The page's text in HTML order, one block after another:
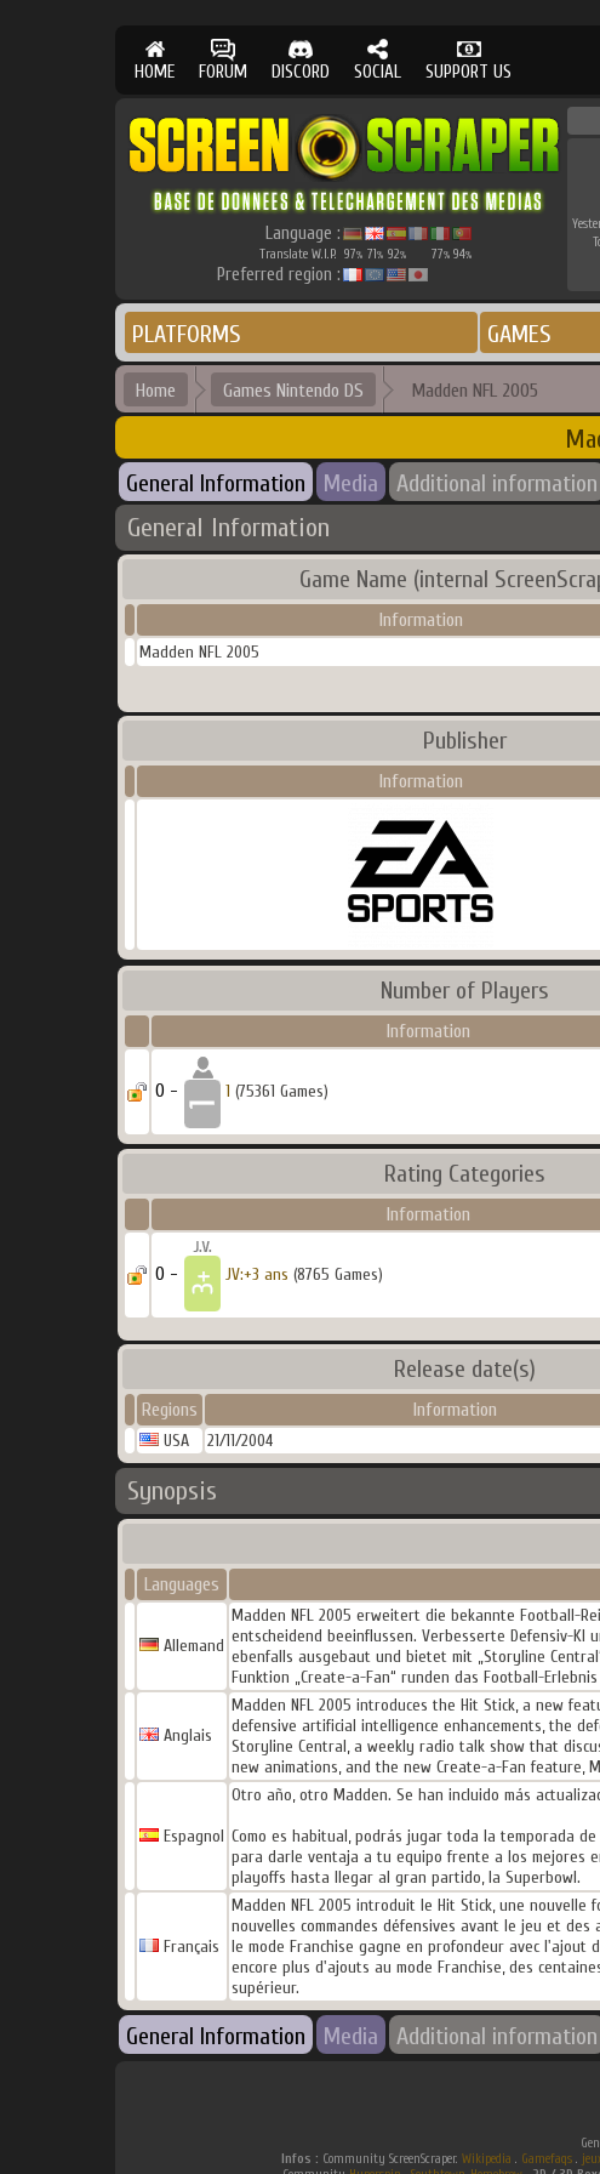
HOME FORUM DISCORD SOCIAL SUPPORT US
Language :
Translate W.I.P. 97% 71% 92% 77% 94%
Preferred region :
PLATFORMS GAMES
Home Games Nintendo DS Madden NFL 2005
General Information Media Additional information
General Information
Game Name (internal
Information
Madden NFL 2005
Publisher
Information
Number of Players
Information
0 - 1 (75361 Games)
Rating Categories
Information
0 - JV:+3 ans (8765 Games)
Release date(s)
Regions Information
USA 21/11/2004
Synopsis
Languages
Allemand
Madden NFL 2005 erweitert die bekannte Football-
entscheidend beeinflussen. Verbesserte Defensiv-KI
ebenfalls ausgebaut und bietet mit „Storyline
Funktion „Create-a-Fan“ runden das Football-
Anglais
Madden NFL 2005 introduces the Hit Stick, a new
defensive artificial intelligence enhancements, the
Storyline Central, a weekly radio talk show that
new animations, and the new Create-a-Fan feature,
Espagnol
Otro año, otro Madden. Se han incluido más
Como es habitual, podrás jugar toda la temporada
para darle ventaja a tu equipo frente a los mejores
playoffs hasta llegar al gran partido, la Superbowl.
Français
Madden NFL 2005 introduit le Hit Stick, une
nouvelles commandes défensives avant le jeu et
le mode Franchise gagne en profondeur avec
encore plus d'ajouts au mode Franchise, des
supérieur.
General Information Media Additional information
Infos : Community ScreenScraper. Wikipedia . Gamefaqs.